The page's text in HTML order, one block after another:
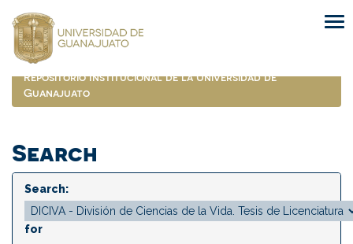
navigation
Repositorio Institucional de la Universidad de
Guanajuato
Search
Search:
for